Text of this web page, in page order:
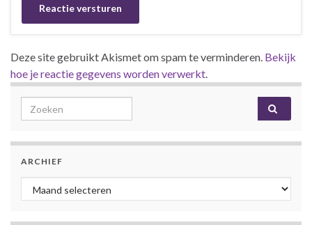
Deze site gebruikt Akismet om spam te verminderen. Bekijk
hoe je reactie gegevens worden verwerkt.
Search for:
ARCHIEF
Archief